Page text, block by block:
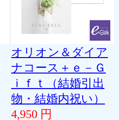
オリオン＆ダイア
ナコース＋ｅ－Ｇ
ｉｆｔ（結婚引出
物・結婚内祝い）
4,950 円